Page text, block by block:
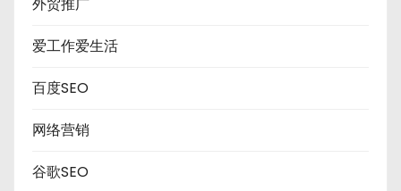
爱工作爱生活
百度SEO
网络营销
谷歌SEO